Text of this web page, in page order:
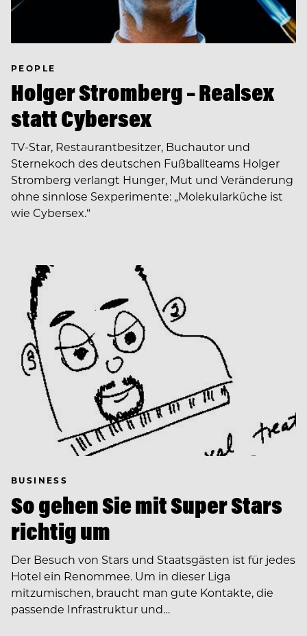
PEOPLE
Holger Stromberg – Realsex
statt Cybersex
TV-Star, Restaurant­besitzer, Buch­autor und
Sternekoch des deutschen Fußballteams Holger
Stromberg verlangt Hunger, Mut und Veränderung
ohne sinnlose Sexperimente: „Molekularküche ist
wie Cybersex.“
BUSINESS
So gehen Sie mit Super Stars
richtig um
Der Besuch von Stars und Staatsgästen ist für jedes
Hotel ein Renommee. Um in dieser Liga
mitzumischen, braucht man gute Kontakte, die
passende Infrastruktur und…